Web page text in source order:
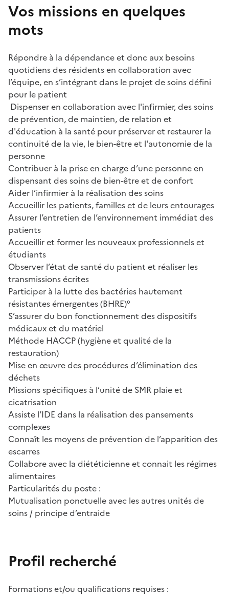
Vos missions en quelques
mots
Répondre à la dépendance et donc aux besoins
quotidiens des résidents en collaboration avec
l’équipe, en s’intégrant dans le projet de soins défini
pour le patient
Dispenser en collaboration avec l'infirmier, des soins
de prévention, de maintien, de relation et
d'éducation à la santé pour préserver et restaurer la
continuité de la vie, le bien-être et l'autonomie de la
personne
Contribuer à la prise en charge d’une personne en
dispensant des soins de bien-être et de confort
Aider l’infirmier à la réalisation des soins
Accueillir les patients, familles et de leurs entourages
Assurer l’entretien de l’environnement immédiat des
patients
Accueillir et former les nouveaux professionnels et
étudiants
Observer l’état de santé du patient et réaliser les
transmissions écrites
Participer à la lutte des bactéries hautement
résistantes émergentes (BHRE)°
S’assurer du bon fonctionnement des dispositifs
médicaux et du matériel
Méthode HACCP (hygiène et qualité de la
restauration)
Mise en œuvre des procédures d’élimination des
déchets
Missions spécifiques à l’unité de SMR plaie et
cicatrisation
Assiste l’IDE dans la réalisation des pansements
complexes
Connaît les moyens de prévention de l’apparition des
escarres
Collabore avec la diététicienne et connait les régimes
alimentaires
Particularités du poste :
Mutualisation ponctuelle avec les autres unités de
soins / principe d’entraide
Profil recherché
Formations et/ou qualifications requises :